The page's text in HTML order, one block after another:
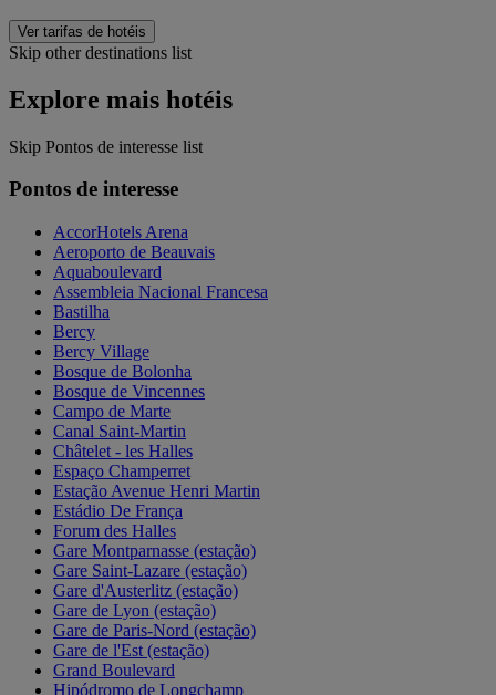
Ver tarifas de hotéis
Skip other destinations list
Explore mais hotéis
Skip Pontos de interesse list
Pontos de interesse
AccorHotels Arena
Aeroporto de Beauvais
Aquaboulevard
Assembleia Nacional Francesa
Bastilha
Bercy
Bercy Village
Bosque de Bolonha
Bosque de Vincennes
Campo de Marte
Canal Saint-Martin
Châtelet - les Halles
Espaço Champerret
Estação Avenue Henri Martin
Estádio De França
Forum des Halles
Gare Montparnasse (estação)
Gare Saint-Lazare (estação)
Gare d'Austerlitz (estação)
Gare de Lyon (estação)
Gare de Paris-Nord (estação)
Gare de l'Est (estação)
Grand Boulevard
Hipódromo de Longchamp